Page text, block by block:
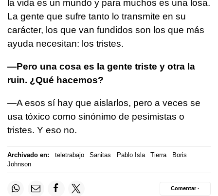
la vida es un mundo y para muchos es una losa.
La gente que sufre tanto lo transmite en su
carácter, los que van fundidos son los que más
ayuda necesitan: los tristes.
—Pero una cosa es la gente triste y otra la
ruin. ¿Qué hacemos?
—A esos sí hay que aislarlos, pero a veces se
usa tóxico como sinónimo de pesimistas o
tristes. Y eso no.
Archivado en: teletrabajo Sanitas Pablo Isla Tierra
Boris
Johnson
Comentar ·